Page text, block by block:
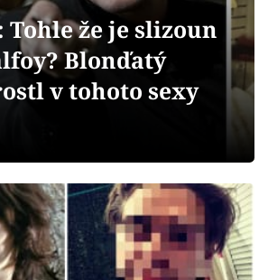
Tohle že je slizoun
Blonďatý
v tohoto sexy